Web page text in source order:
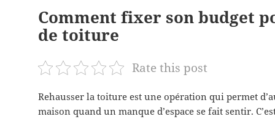
Comment fixer son budget
de toiture
Rate this post
Rehausser la toiture est une opération qui permet
maison quand un manque d’espace se fait sentir.